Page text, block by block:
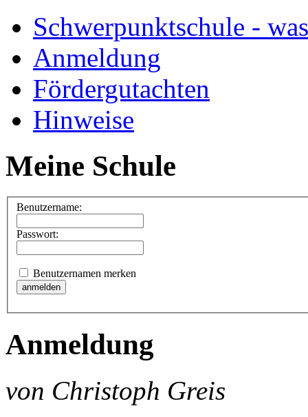
Schwerpunktschule -
Anmeldung
Fördergutachten
Hinweise
Meine Schule
Benutzername:
Passwort:
Benutzernamen merken
Anmeldung
von Christoph Greis